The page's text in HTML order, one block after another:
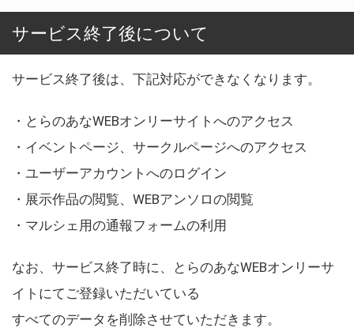
サービス終了後について
サービス終了後は、下記対応ができなくなります。
・とらのあなWEBオンリーサイトへのアクセス
・イベントページ、サークルページへのアクセス
・ユーザーアカウントへのログイン
・展示作品の閲覧、WEBアンソロの閲覧
・マルシェ用の通報フォームの利用
なお、サービス終了時に、とらのあなWEBオンリーサ
イトにてご登録いただいている
すべてのデータを削除させていただきます。